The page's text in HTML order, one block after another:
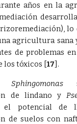
años en la
lo
agricultura
de problemas
los tóxicos [17] .
Sphingomonas
de lindano y
el potencial de
de suelos con